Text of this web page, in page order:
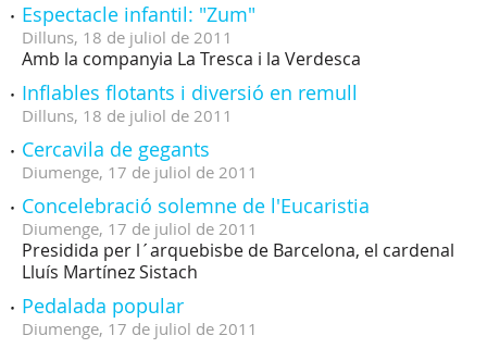
Espectacle infantil: "Zum"
Dilluns, 18 de juliol de 2011
Amb la companyia La Tresca i la Verdesca
Inflables flotants i diversió en remull
Dilluns, 18 de juliol de 2011
Cercavila de gegants
Diumenge, 17 de juliol de 2011
Concelebració solemne de l'Eucaristia
Diumenge, 17 de juliol de 2011
Presidida per l´arquebisbe de Barcelona, el cardenal
Lluís Martínez Sistach
Pedalada popular
Diumenge, 17 de juliol de 2011